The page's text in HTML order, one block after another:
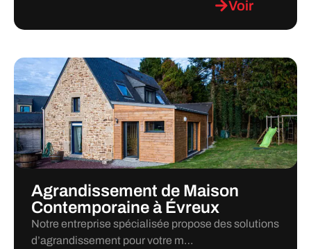
Voir
Agrandissement de Maison
Contemporaine à Évreux
Notre entreprise spécialisée propose des solutions
d’agrandissement pour votre m…